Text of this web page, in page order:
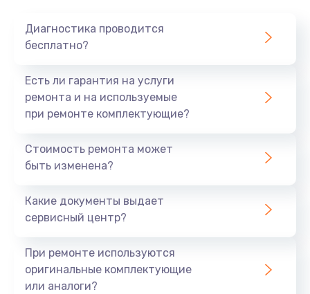
Диагностика проводится
бесплатно?
Есть ли гарантия на услуги
ремонта и на используемые
при ремонте комплектующие?
Стоимость ремонта может
быть изменена?
Какие документы выдает
сервисный центр?
При ремонте используются
оригинальные комплектующие
или аналоги?